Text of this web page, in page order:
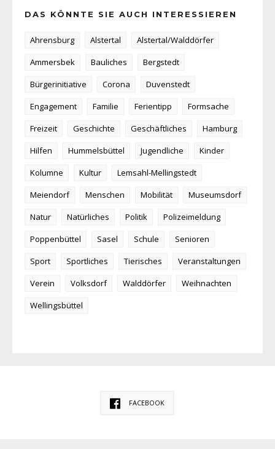
DAS KÖNNTE SIE AUCH INTERESSIEREN
Ahrensburg Alstertal
Alstertal/Walddörfer
Ammersbek
Bauliches
Bergstedt
Bürgerinitiative
Corona
Duvenstedt
Engagement
Familie Ferientipp
Formsache
Freizeit
Geschichte Geschäftliches
Hamburg
Hilfen
Hummelsbüttel Jugendliche
Kinder
Kolumne
Kultur
Lemsahl-Mellingstedt
Meiendorf
Menschen Mobilität
Museumsdorf
Natur
Natürliches Politik
Polizeimeldung
Poppenbüttel
Sasel Schule
Senioren
Sport
Sportliches Tierisches
Veranstaltungen
Verein
Volksdorf Walddörfer
Weihnachten
Wellingsbüttel
FACEBOOK